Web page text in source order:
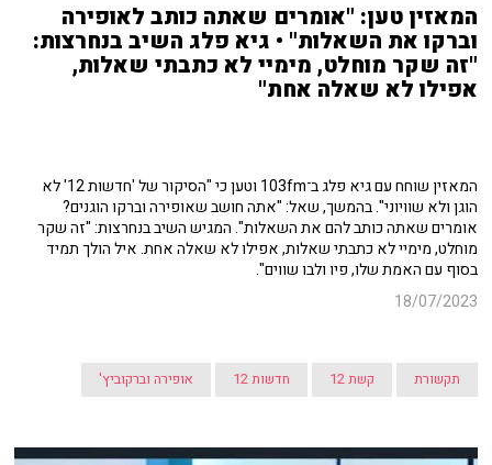
המאזין טען: "אומרים שאתה כותב לאופירה
וברקו את השאלות" • גיא פלג השיב בנחרצות:
"זה שקר מוחלט, מימיי לא כתבתי שאלות,
אפילו לא שאלה אחת"
המאזין שוחח עם גיא פלג ב־103fm וטען כי "הסיקור של 'חדשות 12' לא
הוגן ולא שוויוני". בהמשך, שאל: "אתה חושב שאופירה וברקו הוגנים?
אומרים שאתה כותב להם את השאלות". המגיש השיב בנחרצות: "זה שקר
מוחלט, מימיי לא כתבתי שאלות, אפילו לא שאלה אחת. איל הולך תמיד
בסוף עם האמת שלו, פיו ולבו שווים".
18/07/2023
תקשורת קשת 12 חדשות 12 אופירה וברקוביץ'